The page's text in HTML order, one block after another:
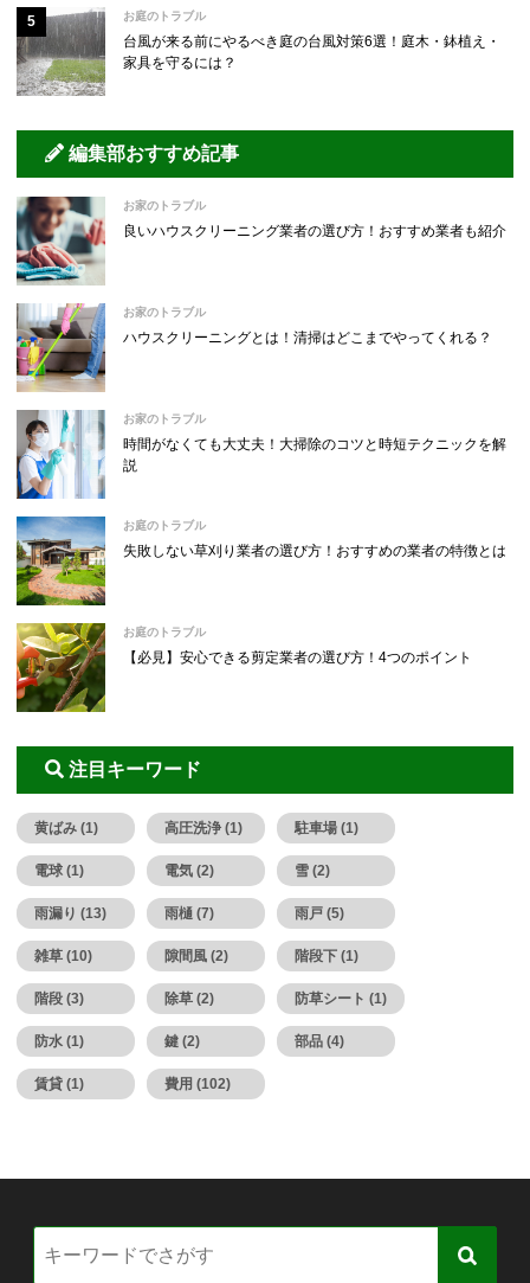
お庭のトラブル
台風が来る前にやるべき庭の台風対策6選！庭木・鉢植え・
家具を守るには？
編集部おすすめ記事
お家のトラブル
良いハウスクリーニング業者の選び方！おすすめ業者も紹介
お家のトラブル
ハウスクリーニングとは！清掃はどこまでやってくれる？
お家のトラブル
時間がなくても大丈夫！大掃除のコツと時短テクニックを解
説
お庭のトラブル
失敗しない草刈り業者の選び方！おすすめの業者の特徴とは
お庭のトラブル
【必見】安心できる剪定業者の選び方！4つのポイント
注目キーワード
黄ばみ (1) 高圧洗浄 (1) 駐車場 (1)
電球 (1) 電気 (2) 雪 (2)
雨漏り (13) 雨樋 (7) 雨戸 (5)
雑草 (10) 隙間風 (2) 階段下 (1)
階段 (3) 除草 (2) 防草シート (1)
防水 (1) 鍵 (2) 部品 (4)
賃貸 (1) 費用 (102)